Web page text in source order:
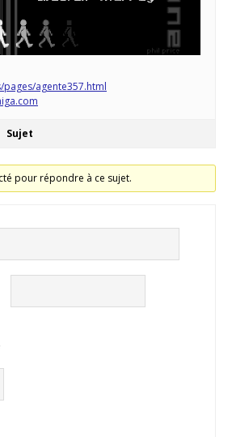
agente357.html
Sujet
pour répondre à ce sujet.